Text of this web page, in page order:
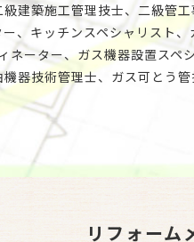
建築施工管理技士、二級管
、キッチンスペシャリスト
ネーター、ガス機器設置ス
器技術管理士、ガス可とう
リフォーム